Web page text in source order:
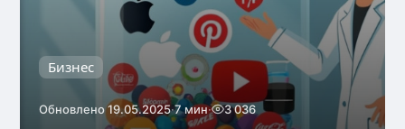
Бизнес
Обновлено 19.05.2025·7 мин· 3 036